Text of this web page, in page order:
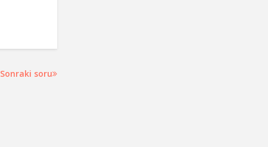
Sonraki soru